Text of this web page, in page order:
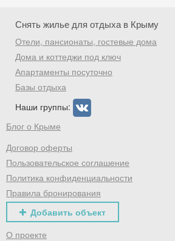
Снять жилье для отдыха в Крыму
Отели, пансионаты, гостевые дома
Дома и коттеджи под ключ
Апартаменты посуточно
Базы отдыха
Наши группы:
Блог о Крыме
Договор оферты
Пользовательское соглашение
Политика конфиденциальности
Правила бронирования
Добавить объект
О проекте
Получить промокод